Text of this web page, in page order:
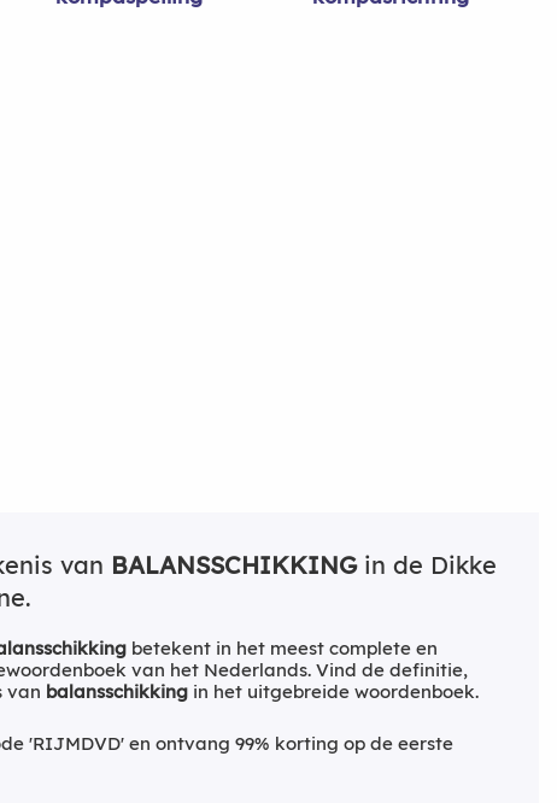
van BALANSSCHIKKINGin de Dikke
betekent in het meest complete en
van het Nederlands. Vind de definitie,
van balansschikking in het uitgebreide woordenboek.
'RIJMDVD' en ontvang 99% korting op de eerste